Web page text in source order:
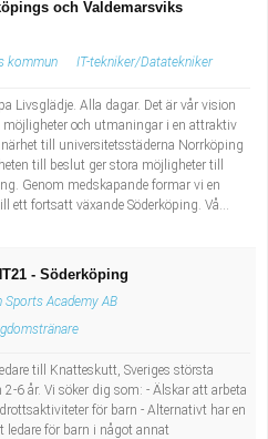
och Valdemarsviks
kommun IT-tekniker/Datatekniker
Livsglädje. Alla dagar. Det är vår vision
och utmaningar i en attraktiv
till universitetsstäderna Norrköping
till beslut ger stora möjligheter till
Genom medskapande formar vi en
ett fortsatt växande Söderköping. Vå...
- Söderköping
Sports Academy AB
till Knatteskutt, Sveriges största
6 år. Vi söker dig som: - Älskar att arbeta
för barn - Alternativt har en
ledare för barn i något annat